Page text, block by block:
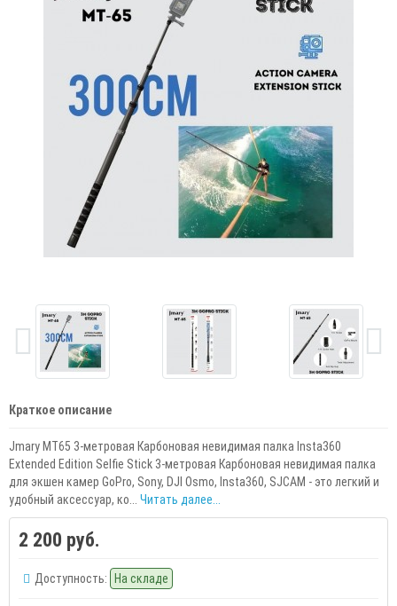
Краткое описание
Jmary MT65 3-метровая Карбоновая невидимая палка Insta360
Extended Edition Selfie Stick 3-метровая Карбоновая невидимая палка
для экшен камер GoPro, Sony, DJI Osmo, Insta360, SJCAM - это легкий и
удобный аксессуар, ко... Читать далее...
2 200 руб.
Доступность: На складе